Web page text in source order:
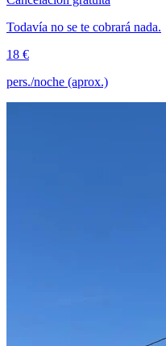
Todavía no se te cobrará nada.
18 €
pers./noche (aprox.)